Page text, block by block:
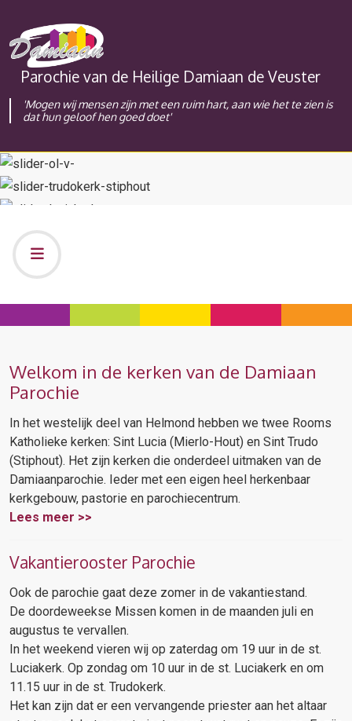
Parochie van de Heilige Damiaan de Veuster
'Mogen wij mensen zijn met een ruim hart, aan wie het te zien is
dat hun geloof hen goed doet'
Welkom in de kerken van de Damiaan
Parochie
In het westelijk deel van Helmond hebben we twee Rooms
Katholieke kerken: Sint Lucia (Mierlo-Hout) en Sint Trudo
(Stiphout). Het zijn kerken die onderdeel uitmaken van de
Damiaanparochie. Ieder met een eigen heel herkenbaar
kerkgebouw, pastorie en parochiecentrum.
Lees meer >>
Vakantierooster Parochie
Ook de parochie gaat deze zomer in de vakantiestand.
De doordeweekse Missen komen in de maanden juli en
augustus te vervallen.
In het weekend vieren wij op zaterdag om 19 uur in de st.
Luciakerk. Op zondag om 10 uur in de st. Luciakerk en om
11.15 uur in de st. Trudokerk.
Het kan zijn dat er een vervangende priester aan het altaar